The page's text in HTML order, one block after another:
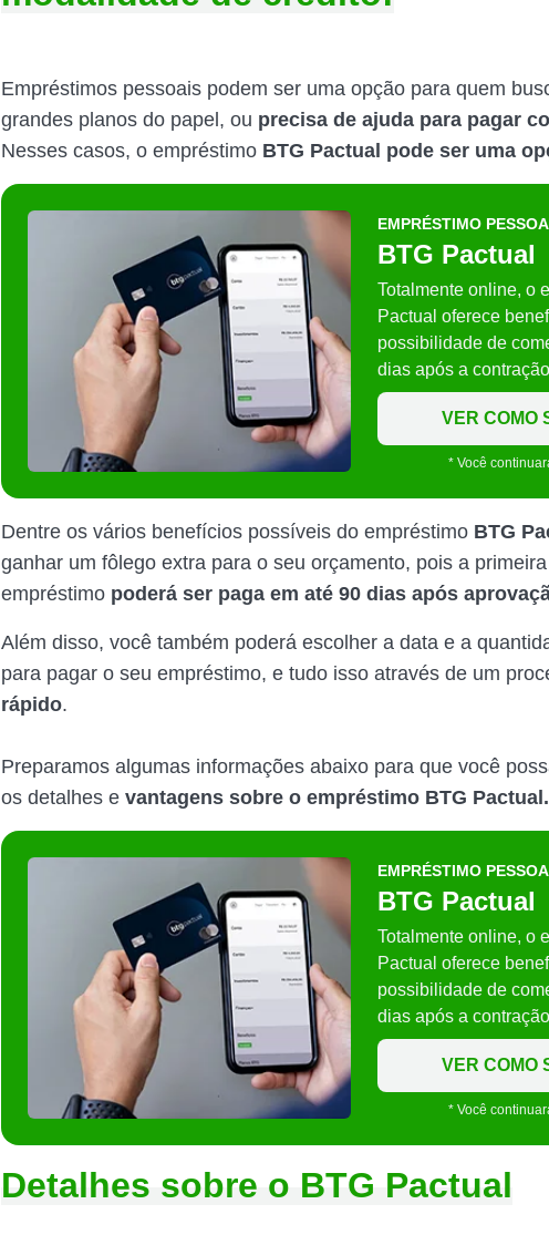
Empréstimos pessoais podem ser uma opção para quem
grandes planos do papel, ou precisa de ajuda para pagar
Nesses casos, o empréstimo BTG Pactual pode ser uma
EMPRÉSTIMO
BTG Pactual
Totalmente online, o
Pactual oferece
possibilidade de
dias após a
VER COMO
* Você
Dentre os vários benefícios possíveis do empréstimo BTG
ganhar um fôlego extra para o seu orçamento, pois a
empréstimo poderá ser paga em até 90 dias após
Além disso, você também poderá escolher a data e a
para pagar o seu empréstimo, e tudo isso através de um
rápido.
Preparamos algumas informações abaixo para que você
os detalhes e vantagens sobre o empréstimo BTG Pactual.
EMPRÉSTIMO
BTG Pactual
Totalmente online, o
Pactual oferece
possibilidade de
dias após a
VER COMO
* Você
Detalhes sobre o BTG Pactual